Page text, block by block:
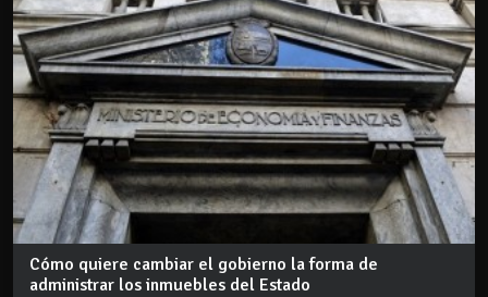
Cómo quiere cambiar el gobierno la forma de
administrar los inmuebles del Estado